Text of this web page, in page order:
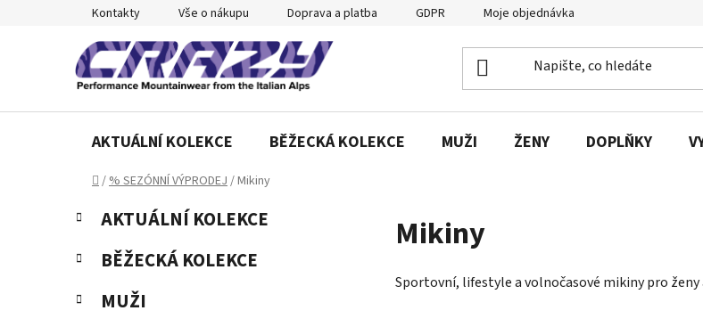
Kontakty Vše o nákupu Doprava a platba GDPR Moje objednávka
AKTUÁLNÍ KOLEKCE BĚŽECKÁ KOLEKCE MUŽI ŽENY DOPLŇKY
Domů
/% SEZÓNNÍ VÝPRODEJ/Mikiny
P
s
r
Přeskočit
kategorie
K
a
t
e
o
AKTUÁLNÍ KOLEKCE
BĚŽECKÁ KOLEKCE
MUŽI
Mikiny
Sportovní, lifestyle a volnočasové mikiny pro